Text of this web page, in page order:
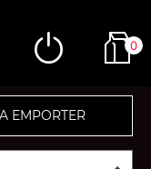
0
A EMPORTER